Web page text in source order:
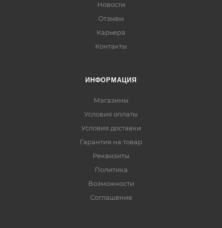
Новости
Отзывы
Карьера
Контакты
ИНФОРМАЦИЯ
Магазины
Условия оплаты
Условия доставки
Гарантия на товар
Реквизиты
Политика
Возможности
Соглашение